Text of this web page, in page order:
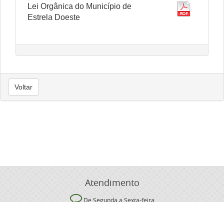
Lei Orgânica do Município de
Estrela Doeste
Voltar
Atendimento
De Segunda a Sexta-feira